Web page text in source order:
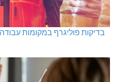
בדיקות פוליגרף במקומות